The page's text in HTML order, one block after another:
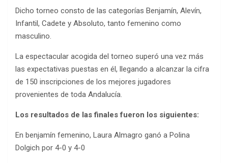
Dicho torneo consto de las categorías Benjamín, Alevín,
Infantil, Cadete y Absoluto, tanto femenino como
masculino.
La espectacular acogida del torneo superó una vez más
las expectativas puestas en él, llegando a alcanzar la cifra
de 150 inscripciones de los mejores jugadores
provenientes de toda Andalucía.
Los resultados de las finales fueron los siguientes:
En benjamín femenino, Laura Almagro ganó a Polina
Dolgich por 4-0 y 4-0